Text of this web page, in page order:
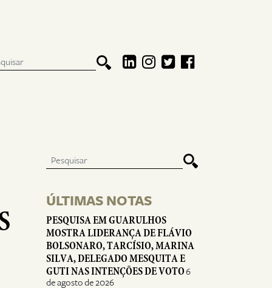
ÚLTIMAS NOTAS
PESQUISA EM GUARULHOS
MOSTRA LIDERANÇA DE FLÁVIO
BOLSONARO, TARCÍSIO, MARINA
SILVA, DELEGADO MESQUITA E
GUTI NAS INTENÇÕES DE VOTO6
de agosto de 2026